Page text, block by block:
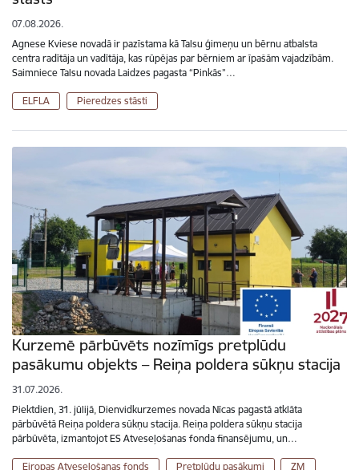
07.08.2026.
Agnese Kviese novadā ir pazīstama kā Talsu ģimeņu un bērnu atbalsta
centra radītāja un vadītāja, kas rūpējas par bērniem ar īpašām vajadzībām.
Saimniece Talsu novada Laidzes pagasta “Pinkās”…
ELFLA Pieredzes stāsti
Kurzemē pārbūvēts nozīmīgs pretplūdu
pasākumu objekts – Reiņa poldera sūkņu stacija
31.07.2026.
Piektdien, 31. jūlijā, Dienvidkurzemes novada Nīcas pagastā atklāta
pārbūvētā Reiņa poldera sūkņu stacija. Reiņa poldera sūkņu stacija
pārbūvēta, izmantojot ES Atveseļošanas fonda finansējumu, un…
Eiropas Atveseļošanas fonds Pretplūdu pasākumi ZM